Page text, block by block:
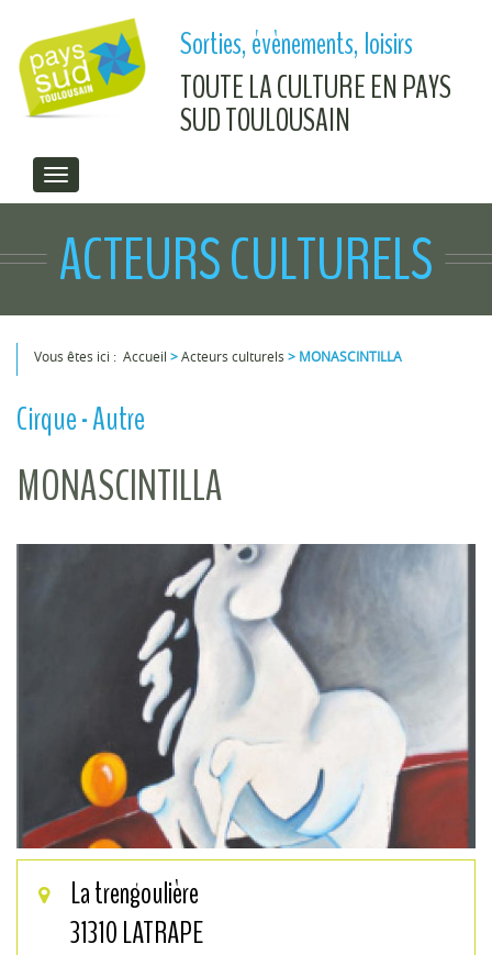
Sorties, évènements, loisirs
TOUTE LA CULTURE EN PAYS
SUD TOULOUSAIN
ACTEURS CULTURELS
Vous êtes ici :
Vous êtes ici
Accueil >Acteurs culturels > MONASCINTILLA
Cirque - Autre
MONASCINTILLA
La trengoulière
31310LATRAPE